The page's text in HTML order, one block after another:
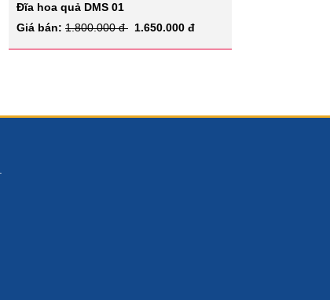
Đĩa hoa quả DMS 01
Giá bán: 1.800.000 đ 1.650.000 đ